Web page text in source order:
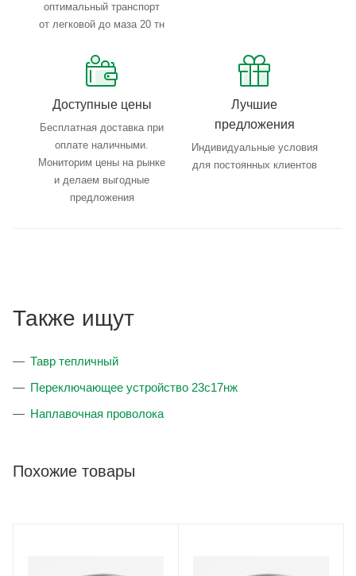
оптимальный транспорт
от легковой до маза 20 тн
Доступные цены
Бесплатная доставка при
оплате наличными.
Мониторим цены на рынке
и делаем выгодные
предложения
Лучшие
предложения
Индивидуальные условия
для постоянных клиентов
Также ищут
Тавр тепличный
Переключающее устройство 23с17нж
Наплавочная проволока
Похожие товары